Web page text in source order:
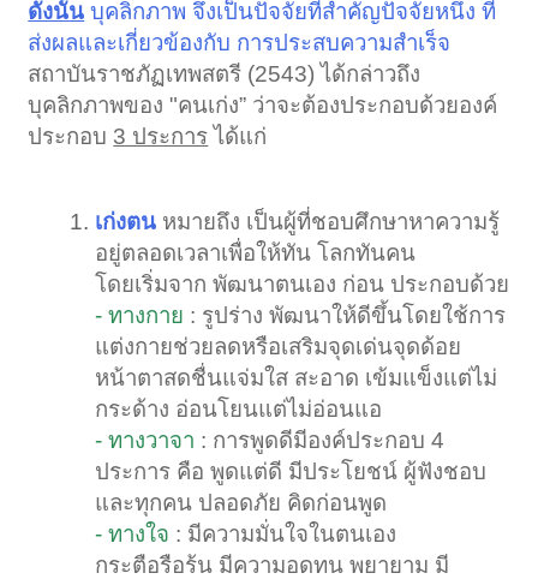
ดังนั้น บุคลิกภาพ จึงเป็นปัจจัยที่สำคัญปัจจัยหนึ่ง ที่
ส่งผลและเกี่ยวข้องกับ การประสบความสำเร็จ
สถาบันราชภัฏเทพสตรี (2543) ได้กล่าวถึง
บุคลิกภาพของ "คนเก่ง” ว่าจะต้องประกอบด้วยองค์
ประกอบ 3 ประการได้แก่
เก่งตน หมายถึง เป็นผู้ที่ชอบศึกษาหาความรู้
อยู่ตลอดเวลาเพื่อให้ทัน โลกทันคน
โดยเริ่มจาก พัฒนาตนเอง ก่อน ประกอบด้วย
- ทางกาย : รูปร่าง พัฒนาให้ดีขึ้นโดยใช้การ
แต่งกายช่วยลดหรือเสริมจุดเด่นจุดด้อย
หน้าตาสดชื่นแจ่มใส สะอาด เข้มแข็งแต่ไม่
กระด้าง อ่อนโยนแต่ไม่อ่อนแอ
- ทางวาจา : การพูดดีมีองค์ประกอบ 4
ประการ คือ พูดแต่ดี มีประโยชน์ ผู้ฟังชอบ
และทุกคน ปลอดภัย คิดก่อนพูด
- ทางใจ : มีความมั่นใจในตนเอง
กระตือรือร้น มีความอดทน พยายาม มี